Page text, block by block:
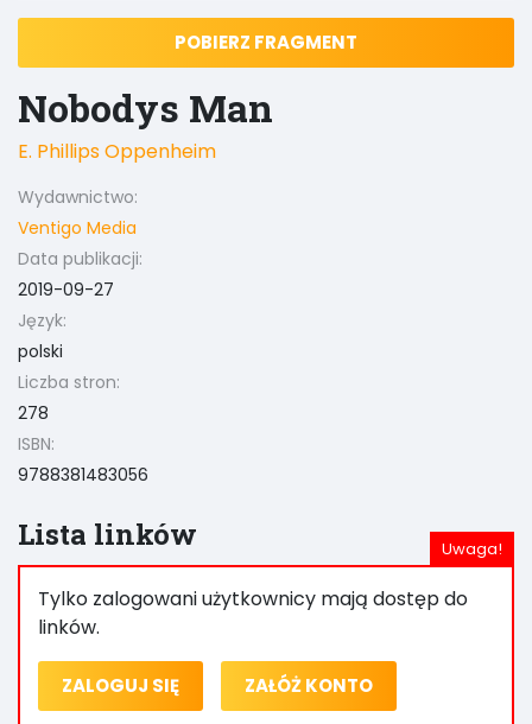
POBIERZ FRAGMENT
Nobodys Man
E. Phillips Oppenheim
Wydawnictwo:
Ventigo Media
Data publikacji:
2019-09-27
Język:
polski
Liczba stron:
278
ISBN:
9788381483056
Lista linków
Tylko zalogowani użytkownicy mają dostęp do
linków.
ZALOGUJ SIĘ ZAŁÓŻ KONTO